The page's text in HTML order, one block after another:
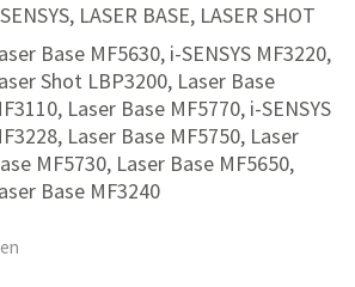
LASER BASE, LASER SHOT
Base MF5630, i-SENSYS MF3220,
Shot LBP3200, Laser Base
Laser Base MF5770, i-SENSYS
Laser Base MF5750, Laser
MF5730, Laser Base MF5650,
Base MF3240